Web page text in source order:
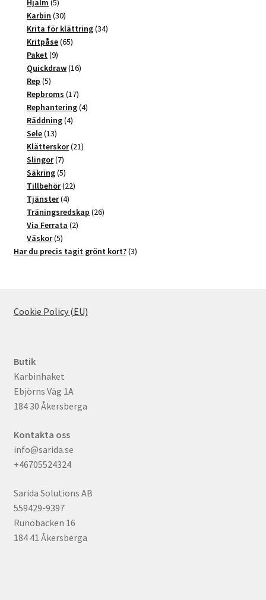
Hjälm 5
produkter
Karbin 3030
produkter
Krita för klättring 3434
Kritpåse 6565
Paket 99
produkter
Quickdraw 1616
Rep 55
produkter
Repbroms 1717
produkter
Rephantering 44
Räddning 44
Sele 1313
produkter
Klätterskor 2121
Slingor 77
produkter
Säkring 55
produkter
Tillbehör 2222
Tjänster 44
produkter
Träningsredskap 2626
Via Ferrata 22
Väskor 55
produkter
Har du precis tagit grönt kort? 33
Cookie Policy (EU)
Butik
Karbinhaket
Ebjörns Väg 1A
184 30 Åkersberga
Kontakta oss
info@sarida.se
+46705524324
Sarida Solutions AB
559429-9397
Runöbacken 16
184 41 Åkersberga